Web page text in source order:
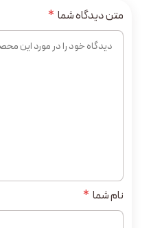
نام شما *
متن دیدگاه شما *